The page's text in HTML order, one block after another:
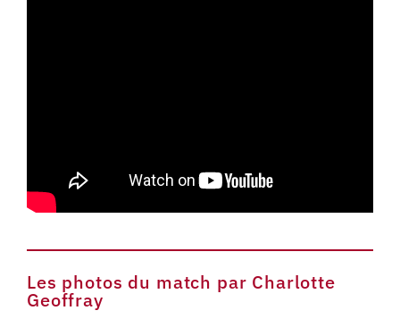
Les photos du match par Charlotte
Geoffray